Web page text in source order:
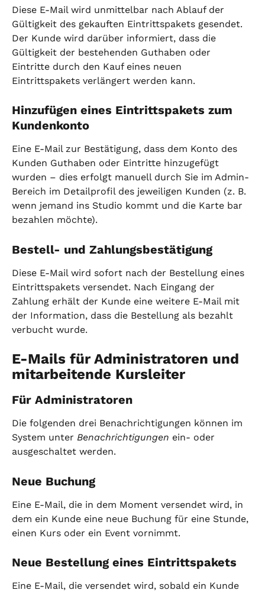
Diese E-Mail wird unmittelbar nach Ablauf der
Gültigkeit des gekauften Eintrittspakets gesendet.
Der Kunde wird darüber informiert, dass die
Gültigkeit der bestehenden Guthaben oder
Eintritte durch den Kauf eines neuen
Eintrittspakets verlängert werden kann.
Hinzufügen eines Eintrittspakets zum
Kundenkonto
Eine E-Mail zur Bestätigung, dass dem Konto des
Kunden Guthaben oder Eintritte hinzugefügt
wurden – dies erfolgt manuell durch Sie im Admin-
Bereich im Detailprofil des jeweiligen Kunden (z. B.
wenn jemand ins Studio kommt und die Karte bar
bezahlen möchte).
Bestell- und Zahlungsbestätigung
Diese E-Mail wird sofort nach der Bestellung eines
Eintrittspakets versendet. Nach Eingang der
Zahlung erhält der Kunde eine weitere E-Mail mit
der Information, dass die Bestellung als bezahlt
verbucht wurde.
E-Mails für Administratoren und
mitarbeitende Kursleiter
Für Administratoren
Die folgenden drei Benachrichtigungen können im
System unter Benachrichtigungen ein- oder
ausgeschaltet werden.
Neue Buchung
Eine E-Mail, die in dem Moment versendet wird, in
dem ein Kunde eine neue Buchung für eine Stunde,
einen Kurs oder ein Event vornimmt.
Neue Bestellung eines Eintrittspakets
Eine E-Mail, die versendet wird, sobald ein Kunde